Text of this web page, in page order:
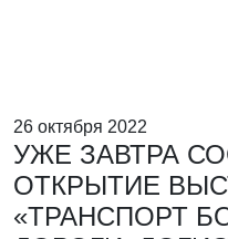
26 октября 2022
УЖЕ ЗАВТРА
ОТКРЫТИЕ
«ТРАНСПОРТ